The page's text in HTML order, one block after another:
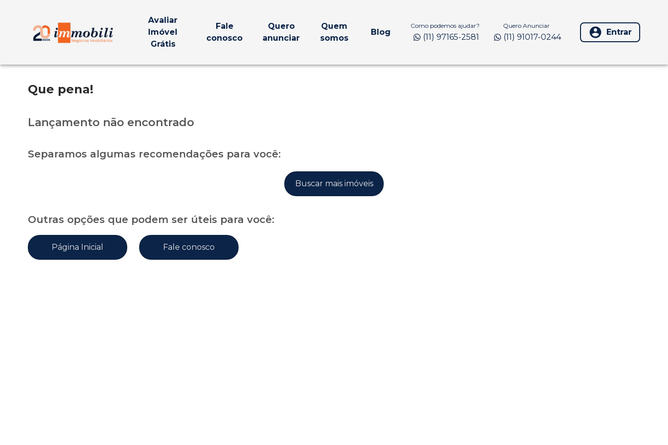
Avaliar
Imóvel
Grátis
Fale
conosco
Quero
anunciar
Quem
somos
Blog
Como podemos ajudar?
(11) 97165-2581
Quero Anunciar
(11) 91017-0244 Entrar
Que pena!
Lançamento não encontrado
Separamos algumas recomendações para você:
Buscar mais imóveis
Outras opções que podem ser úteis para você:
Página Inicial Fale conosco